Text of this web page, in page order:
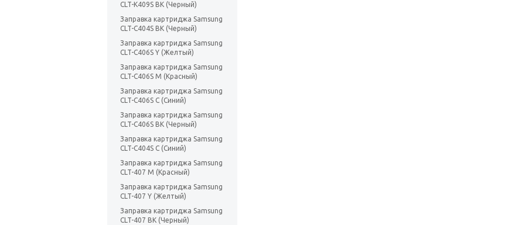
CLT-K409S BK (Черный)
Заправка картриджа Samsung
CLT-C404S BK (Черный)
Заправка картриджа Samsung
CLT-C406S Y (Желтый)
Заправка картриджа Samsung
CLT-C406S M (Красный)
Заправка картриджа Samsung
CLT-C406S C (Синий)
Заправка картриджа Samsung
CLT-C406S BK (Черный)
Заправка картриджа Samsung
CLT-C404S C (Синий)
Заправка картриджа Samsung
CLT-407 M (Красный)
Заправка картриджа Samsung
CLT-407 Y (Желтый)
Заправка картриджа Samsung
CLT-407 BK (Черный)